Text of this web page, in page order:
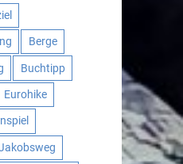
Berge
Buchtipp
Eurohike